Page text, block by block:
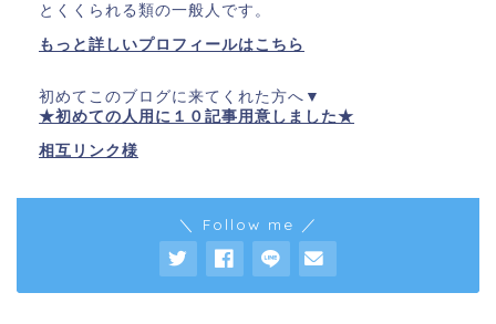
とくくられる類の一般人です。
もっと詳しいプロフィールはこちら
初めてこのブログに来てくれた方へ▼
★初めての人用に１０記事用意しました★
相互リンク様
＼ Follow me ／